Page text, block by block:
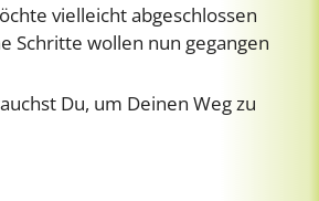
vielleicht abgeschlossen
Schritte wollen nun gegangen
Du, um Deinen Weg zu